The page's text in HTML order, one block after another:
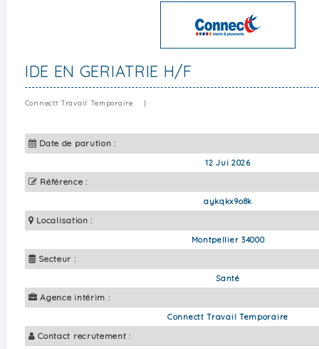
IDE EN GERIATRIE H/F
Connectt Travail Temporaire |
Date de parution :
12 Jui 2026
Référence :
aykqkx9o8k
Localisation :
Montpellier 34000
Secteur :
Santé
Agence intérim :
Connectt Travail Temporaire
Contact recrutement :